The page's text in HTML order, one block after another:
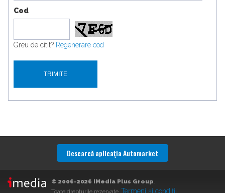
Cod
Greu de citit? Regenerare cod
Descarcă aplicaţia Automarket
© 2006-2026 iMedia Plus Group.
Termeni şi condiţii